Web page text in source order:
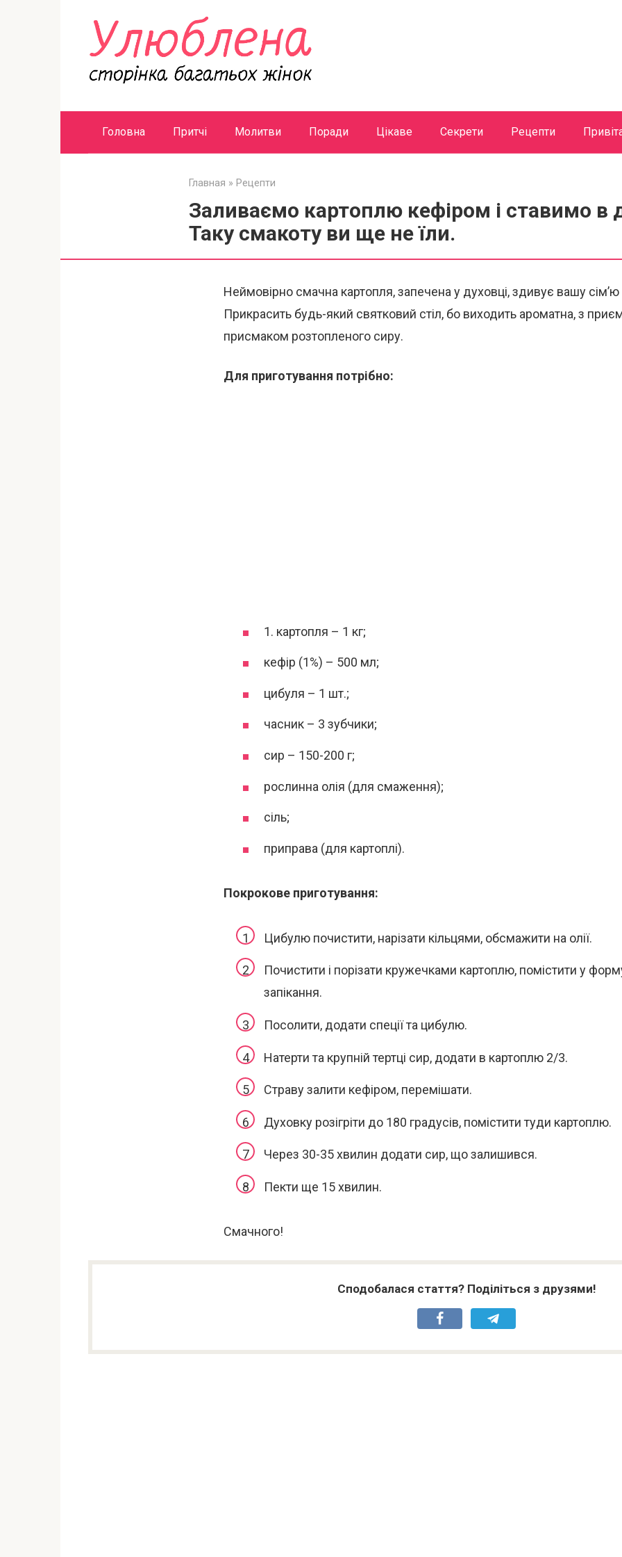
Головна Притчі Молитви Поради Цікаве Секрети Рецепти
Главная » Рецепти
Заливаємо картоплю кефіром і ставимо в
Таку смакоту ви ще не їли.
Неймовірно смачна картопля, запечена у духовці, здивує вашу сім’ю
Прикрасить будь-який святковий стіл, бо виходить ароматна, з
присмаком розтопленого сиру.
Для приготування потрібно:
1. картопля – 1 кг;
кефір (1%) – 500 мл;
цибуля – 1 шт.;
часник – 3 зубчики;
сир – 150-200 г;
рослинна олія (для смаження);
сіль;
приправа (для картоплі).
Покрокове приготування:
Цибулю почистити, нарізати кільцями, обсмажити на олії.
Почистити і порізати кружечками картоплю, помістити у
запікання.
Посолити, додати спеції та цибулю.
Натерти та крупній тертці сир, додати в картоплю 2/3.
Страву залити кефіром, перемішати.
Духовку розігріти до 180 градусів, помістити туди картоплю.
Через 30-35 хвилин додати сир, що залишився.
Пекти ще 15 хвилин.
Смачного!
Сподобалася стаття? Поділіться з друзями!